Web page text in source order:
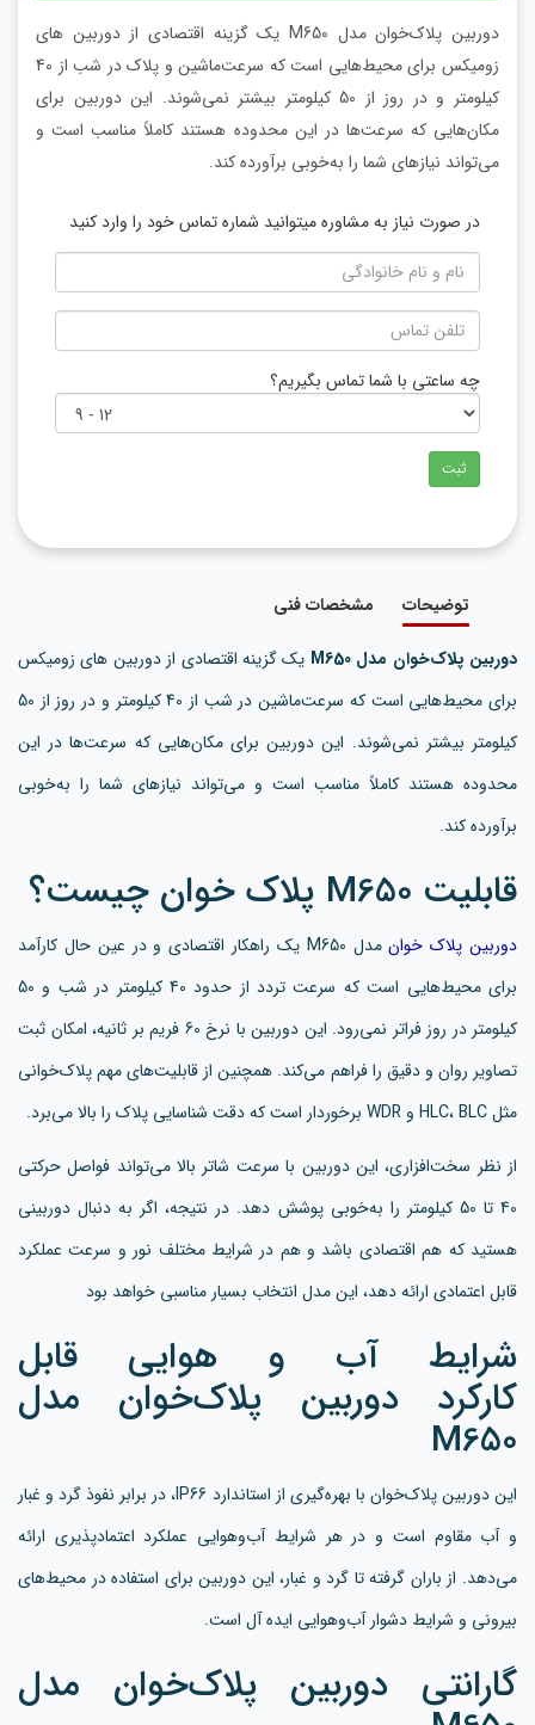
دوربین پلاک‌خوان مدل M650 یک گزینه اقتصادی از دوربین های
زومیکس برای محیط‌هایی است که سرعت‌ماشین و پلاک در شب از 40
کیلومتر و در روز از 50 کیلومتر بیشتر نمی‌شوند. این دوربین برای
مکان‌هایی که سرعت‌ها در این محدوده هستند کاملاً مناسب است و
می‌تواند نیازهای شما را به‌خوبی برآورده کند.
در صورت نیاز به مشاوره میتوانید شماره تماس خود را وارد کنید
چه ساعتی با شما تماس بگیریم؟
ثبت
توضیحات مشخصات فنی
دوربین پلاک‌خوان مدل M650
یک گزینه اقتصادی از دوربین های زومیکس
برای محیط‌هایی است که سرعت‌ماشین در شب از 40 کیلومتر و در روز از 50
کیلومتر بیشتر نمی‌شوند. این دوربین برای مکان‌هایی که سرعت‌ها در این
محدوده هستند کاملاً مناسب است و می‌تواند نیازهای شما را به‌خوبی
برآورده کند.
قابلیت M650 پلاک خوان چیست؟
دوربین پلاک خوان
مدل M650 یک راهکار اقتصادی و در عین حال کارآمد
برای محیط‌هایی است که سرعت تردد از حدود 40 کیلومتر در شب و 50
کیلومتر در روز فراتر نمی‌رود. این دوربین با نرخ 60 فریم بر ثانیه، امکان ثبت
تصاویر روان و دقیق را فراهم می‌کند. همچنین از قابلیت‌های مهم پلاک‌خوانی
مثل HLC، BLC و WDR برخوردار است که دقت شناسایی پلاک را بالا می‌برد.
از نظر سخت‌افزاری، این دوربین با سرعت شاتر بالا می‌تواند فواصل حرکتی
40 تا 50 کیلومتر را به‌خوبی پوشش دهد. در نتیجه، اگر به دنبال دوربینی
هستید که هم اقتصادی باشد و هم در شرایط مختلف نور و سرعت عملکرد
قابل اعتمادی ارائه دهد، این مدل انتخاب بسیار مناسبی خواهد بود
شرایط آب و هوایی قابل
کارکرد دوربین پلاک‌خوان مدل
M650
این دوربین پلاک‌خوان با بهره‌گیری از استاندارد IP66، در برابر نفوذ گرد و غبار
و آب مقاوم است و در هر شرایط آب‌وهوایی عملکرد اعتمادپذیری ارائه
می‌دهد. از باران گرفته تا گرد و غبار، این دوربین برای استفاده در محیط‌های
بیرونی و شرایط دشوار آب‌وهوایی ایده آل است.
گارانتی دوربین پلاک‌خوان مدل